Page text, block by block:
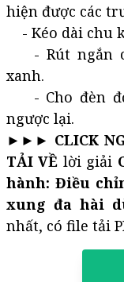
hiện được các
- Kéo dài chu
- Rút ngắn
xanh.
- Cho đèn
ngược lại.
►►► CLICK
TẢI VỀ lời giải
hành: Điều
xung đa hài
nhất, có file tải